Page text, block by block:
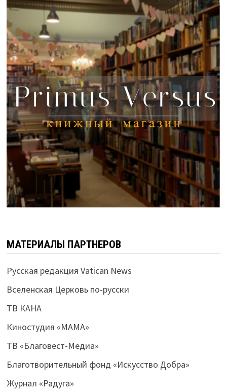
МАТЕРИАЛЫ ПАРТНЕРОВ
Русская редакция Vatican News
Вселенская Церковь по-русски
ТВ КАНА
Киностудия «МАМА»
ТВ «Благовест-Медиа»
Благотворительный фонд «Искусство Добра»
Журнал «Радуга»